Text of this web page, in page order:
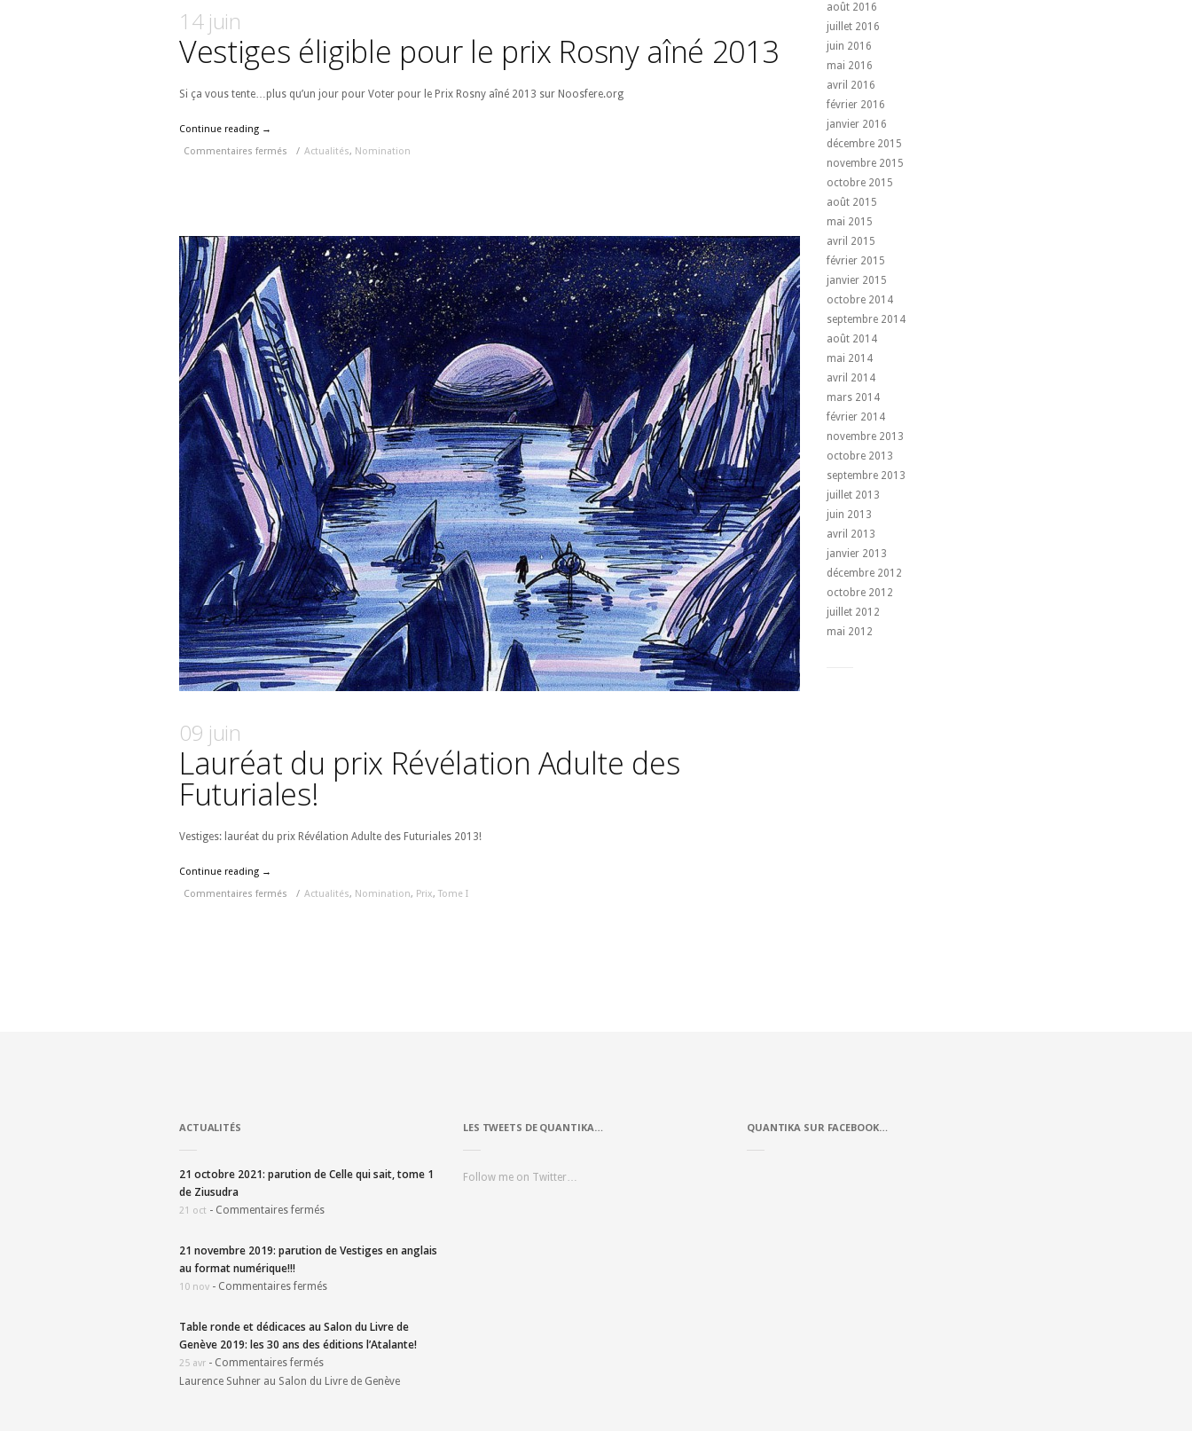
14 juin
Vestiges éligible pour le prix Rosny aîné 2013
Si ça vous tente…plus qu’un jour pour Voter pour le Prix Rosny aîné 2013 sur Noosfere.org
Continue reading →
Commentaires fermés
/ Actualités, Nomination
09 juin
Lauréat du prix Révélation Adulte des
Futuriales!
Vestiges: lauréat du prix Révélation Adulte des Futuriales 2013!
Continue reading →
Commentaires fermés
/ Actualités, Nomination, Prix, Tome I
août 2016
juillet 2016
juin 2016
mai 2016
avril 2016
février 2016
janvier 2016
décembre 2015
novembre 2015
octobre 2015
août 2015
mai 2015
avril 2015
février 2015
janvier 2015
octobre 2014
septembre 2014
août 2014
mai 2014
avril 2014
mars 2014
février 2014
novembre 2013
octobre 2013
septembre 2013
juillet 2013
juin 2013
avril 2013
janvier 2013
décembre 2012
octobre 2012
juillet 2012
mai 2012
ACTUALITÉS
21 octobre 2021: parution de Celle qui sait, tome 1
de Ziusudra
21 oct - Commentaires fermés
21 novembre 2019: parution de Vestiges en anglais
au format numérique!!!
10 nov - Commentaires fermés
Table ronde et dédicaces au Salon du Livre de
Genève 2019: les 30 ans des éditions l’Atalante!
25 avr - Commentaires fermés
Laurence Suhner au Salon du Livre de Genève
LES TWEETS DE QUANTIKA…
Follow me on Twitter…
QUANTIKA SUR FACEBOOK…